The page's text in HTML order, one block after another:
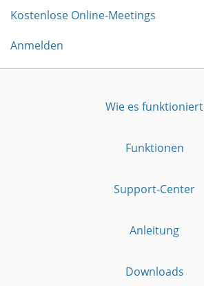
Kostenlose Online-Meetings
Anmelden
Wie es funktioniert
Funktionen
Support-Center
Anleitung
Downloads